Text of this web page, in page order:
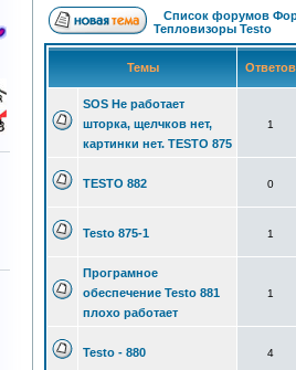
Список форумов
Тепловизоры Testo
Темы
SOS Не работает
шторка, щелчков нет,
картинки нет. TESTO 875
1
TESTO 882 0
Testo 875-1 1
Програмное
обеспечение Testo 881
плохо работает
1
Testo - 880 4